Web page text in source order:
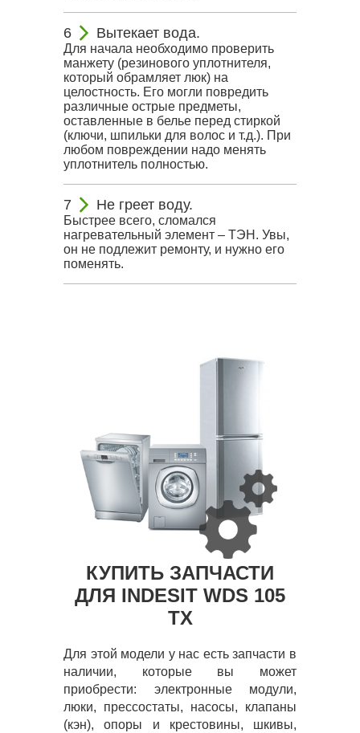
Вытекает вода.
Для начала необходимо проверить
манжету (резинового уплотнителя,
который обрамляет люк) на
целостность. Его могли повредить
различные острые предметы,
оставленные в белье перед стиркой
(ключи, шпильки для волос и т.д.). При
любом повреждении надо менять
уплотнитель полностью.
Не греет воду.
Быстрее всего, сломался
нагревательный элемент – ТЭН. Увы,
он не подлежит ремонту, и нужно его
поменять.
КУПИТЬ ЗАПЧАСТИ
ДЛЯ INDESIT WDS 105
TX
Для этой модели у нас есть запчасти в
наличии, которые вы может
приобрести: электронные модули,
люки, прессостаты, насосы, клапаны
(кэн), опоры и крестовины, шкивы,